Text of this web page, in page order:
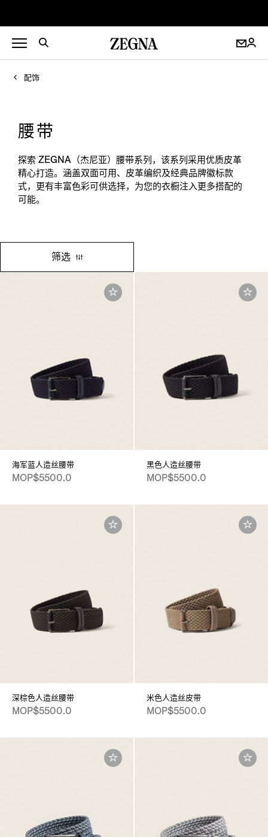
配饰
腰带
探索 ZEGNA（杰尼亚）腰带系列，该系列采用优质皮革
精心打造。涵盖双面可用、皮革编织及经典品牌徽标款
式，更有丰富色彩可供选择，为您的衣橱注入更多搭配的
可能。
筛选
海军蓝人造丝腰带
MOP$5500.0
黑色人造丝腰带
MOP$5500.0
深棕色人造丝腰带
MOP$5500.0
米色人造丝皮带
MOP$5500.0